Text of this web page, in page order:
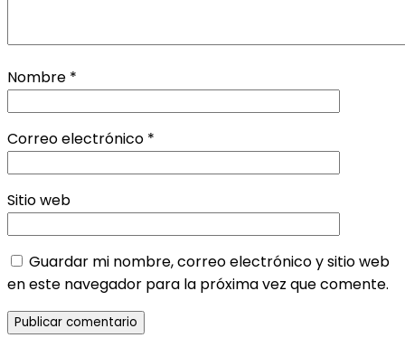
Nombre *
Correo electrónico *
Sitio web
Guardar mi nombre, correo electrónico y sitio web
en este navegador para la próxima vez que comente.